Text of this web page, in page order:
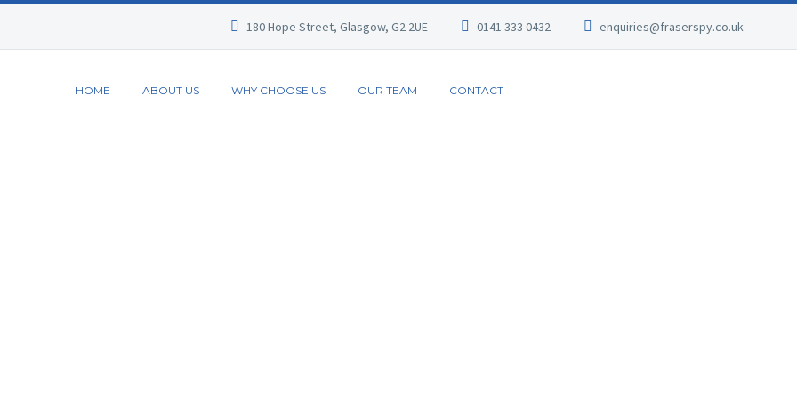
180 Hope Street, Glasgow, G2 2UE 0141 333 0432 enquiries@fraserspy.co.uk
HOME ABOUT US WHY CHOOSE US OUR TEAM CONTACT